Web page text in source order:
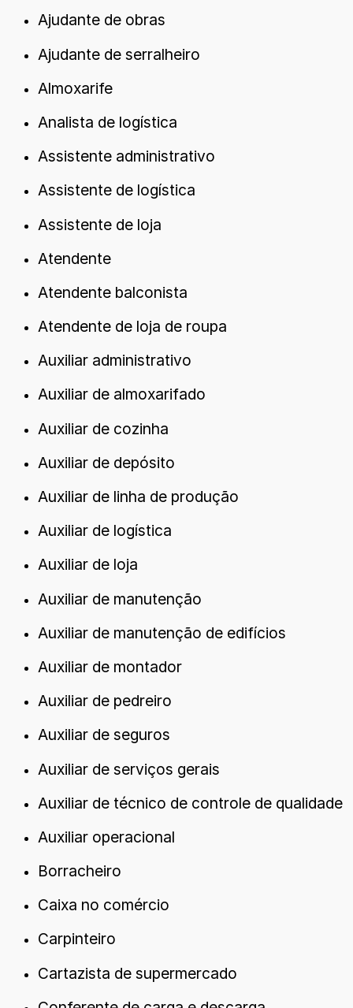
Ajudante de obras
Ajudante de serralheiro
Almoxarife
Analista de logística
Assistente administrativo
Assistente de logística
Assistente de loja
Atendente
Atendente balconista
Atendente de loja de roupa
Auxiliar administrativo
Auxiliar de almoxarifado
Auxiliar de cozinha
Auxiliar de depósito
Auxiliar de linha de produção
Auxiliar de logística
Auxiliar de loja
Auxiliar de manutenção
Auxiliar de manutenção de edifícios
Auxiliar de montador
Auxiliar de pedreiro
Auxiliar de seguros
Auxiliar de serviços gerais
Auxiliar de técnico de controle de qualidade
Auxiliar operacional
Borracheiro
Caixa no comércio
Carpinteiro
Cartazista de supermercado